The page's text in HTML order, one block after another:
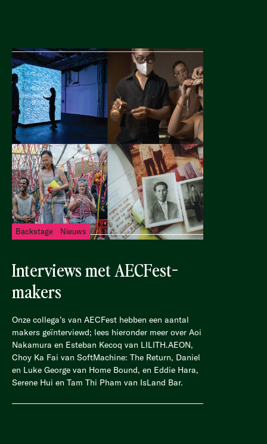
Backstage Nieuws
Interviews met AECFest-
makers
Onze collega’s van AECFest hebben een aantal
makers geïnterviewd; lees hieronder meer over Aoi
Nakamura en Esteban Kecoq van LILITH.AEON,
Choy Ka Fai van SoftMachine: The Return, Daniel
en Luke George van Home Bound, en Eddie Hara,
Serene Hui en Tam Thi Pham van IsLand Bar.